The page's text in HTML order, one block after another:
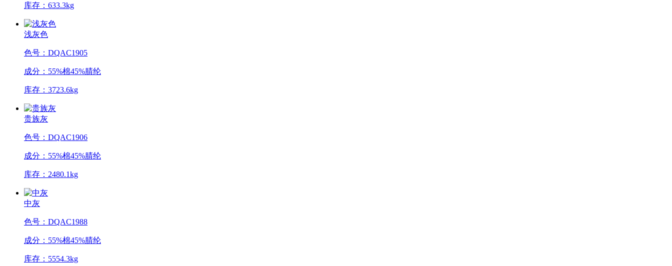
库存：633.3kg
浅灰色
色号：DQAC1905
成分：55%棉45%腈纶
库存：3723.6kg
贵族灰
色号：DQAC1906
成分：55%棉45%腈纶
库存：2480.1kg
中灰
色号：DQAC1988
成分：55%棉45%腈纶
库存：5554.3kg